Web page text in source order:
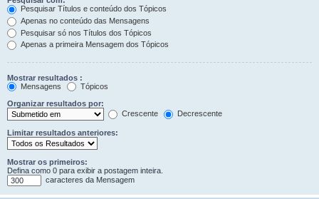
Pesquisar Títulos e conteúdo dos Tópicos
Apenas no conteúdo das Mensagens
Pesquisar só nos Títulos dos Tópicos
Apenas a primeira Mensagem dos Tópicos
Mostrar resultados :
Mensagens
Tópicos
Organizar resultados por:
Crescente
Decrescente
Limitar resultados anteriores:
Mostrar os primeiros:
Defina como 0 para exibir a postagem inteira.
caracteres da Mensagem